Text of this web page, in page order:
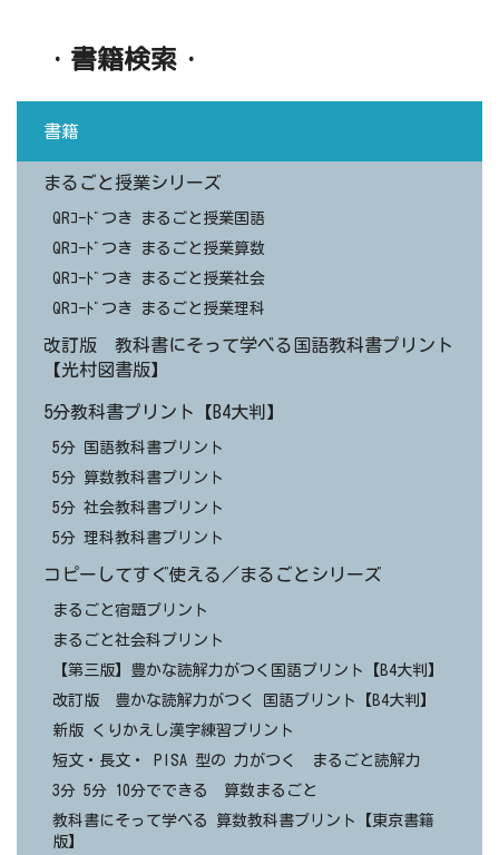
・書籍検索・
書籍
まるごと授業シリーズ
QRｺｰﾄﾞつき まるごと授業国語
QRｺｰﾄﾞつき まるごと授業算数
QRｺｰﾄﾞつき まるごと授業社会
QRｺｰﾄﾞつき まるごと授業理科
改訂版 教科書にそって学べる国語教科書プリント
【光村図書版】
5分教科書プリント【B4大判】
5分 国語教科書プリント
5分 算数教科書プリント
5分 社会教科書プリント
5分 理科教科書プリント
コピーしてすぐ使える／まるごとシリーズ
まるごと宿題プリント
まるごと社会科プリント
【第三版】豊かな読解力がつく国語プリント【B4大判】
改訂版 豊かな読解力がつく 国語プリント【B4大判】
新版 くりかえし漢字練習プリント
短文・長文・ PISA 型の 力がつく まるごと読解力
3分 5分 10分でできる 算数まるごと
教科書にそって学べる 算数教科書プリント【東京書籍
版】